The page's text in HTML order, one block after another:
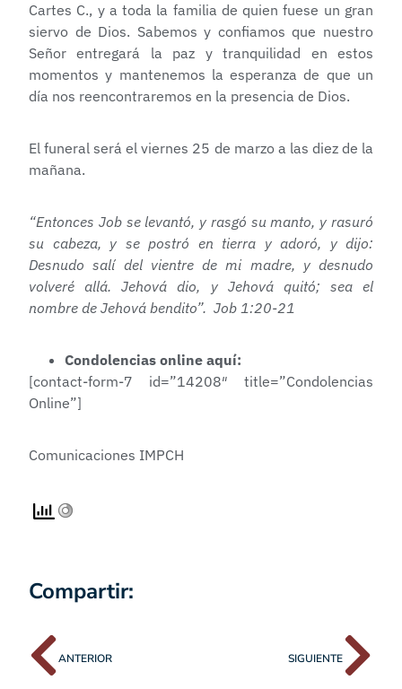
Cartes C., y a toda la familia de quien fuese un gran
siervo de Dios. Sabemos y confiamos que nuestro
Señor entregará la paz y tranquilidad en estos
momentos y mantenemos la esperanza de que un
día nos reencontraremos en la presencia de Dios.
El funeral será el viernes 25 de marzo a las diez de la
mañana.
“Entonces Job se levantó, y rasgó su manto, y rasuró
su cabeza, y se postró en tierra y adoró, y dijo:
Desnudo salí del vientre de mi madre, y desnudo
volveré allá. Jehová dio, y Jehová quitó; sea el
nombre de Jehová bendito”. Job 1:20-21
Condolencias online aquí:
[contact-form-7 id=”14208″ title=”Condolencias
Online”]
Comunicaciones IMPCH
Compartir:
ANTERIOR SIGUIENTE